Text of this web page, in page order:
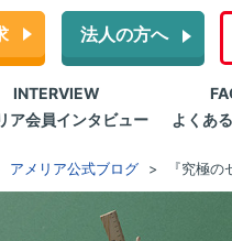
法人の方へ
INTERVIEW
ア会員インタビュー
よくあ
アメリア公式ブログ 『究極の